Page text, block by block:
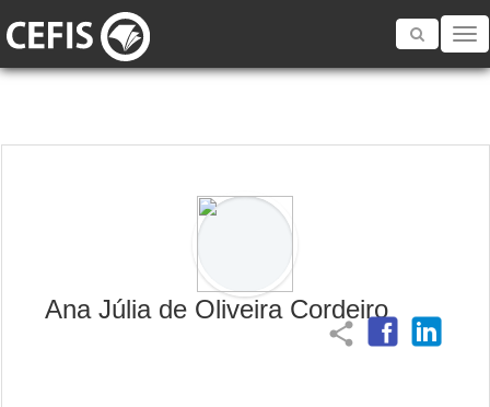
Toggle
Ana Júlia de Oliveira Cordeiro
share